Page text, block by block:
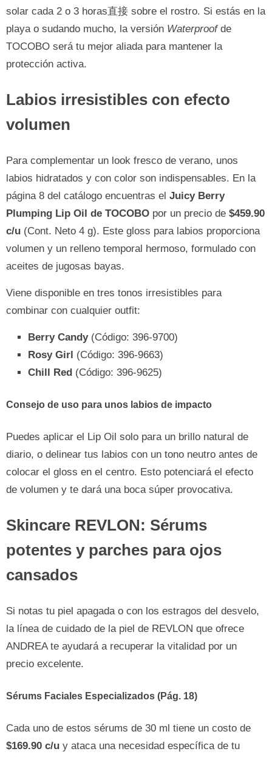
solar cada 2 o 3 horas直接 sobre el rostro. Si estás en la
playa o sudando mucho, la versión Waterproofde
TOCOBO será tu mejor aliada para mantener la
protección activa.
Labios irresistibles con efecto
volumen
Para complementar un look fresco de verano, unos
labios hidratados y con color son indispensables. En la
página 8 del catálogo encuentras el Juicy Berry
Plumping Lip Oil de TOCOBO por un precio de $459.90
c/u (Cont. Neto 4 g). Este gloss para labios proporciona
volumen y un relleno temporal hermoso, formulado con
aceites de jugosas bayas.
Viene disponible en tres tonos irresistibles para
combinar con cualquier outfit:
Berry Candy(Código: 396-9700)
Rosy Girl (Código: 396-9663)
Chill Red (Código: 396-9625)
Consejo de uso para unos labios de impacto
Puedes aplicar el Lip Oil solo para un brillo natural de
diario, o delinear tus labios con un tono neutro antes de
colocar el gloss en el centro. Esto potenciará el efecto
de volumen y te dará una boca súper provocativa.
Skincare REVLON: Sérums
potentes y parches para ojos
cansados
Si notas tu piel apagada o con los estragos del desvelo,
la línea de cuidado de la piel de REVLON que ofrece
ANDREA te ayudará a recuperar la vitalidad por un
precio excelente.
Sérums Faciales Especializados (Pág. 18)
Cada uno de estos sérums de 30 ml tiene un costo de
$169.90 c/u y ataca una necesidad específica de tu